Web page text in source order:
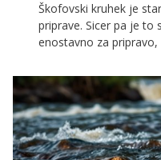
Škofovski kruhek je
priprave. Sicer pa je to
enostavno za